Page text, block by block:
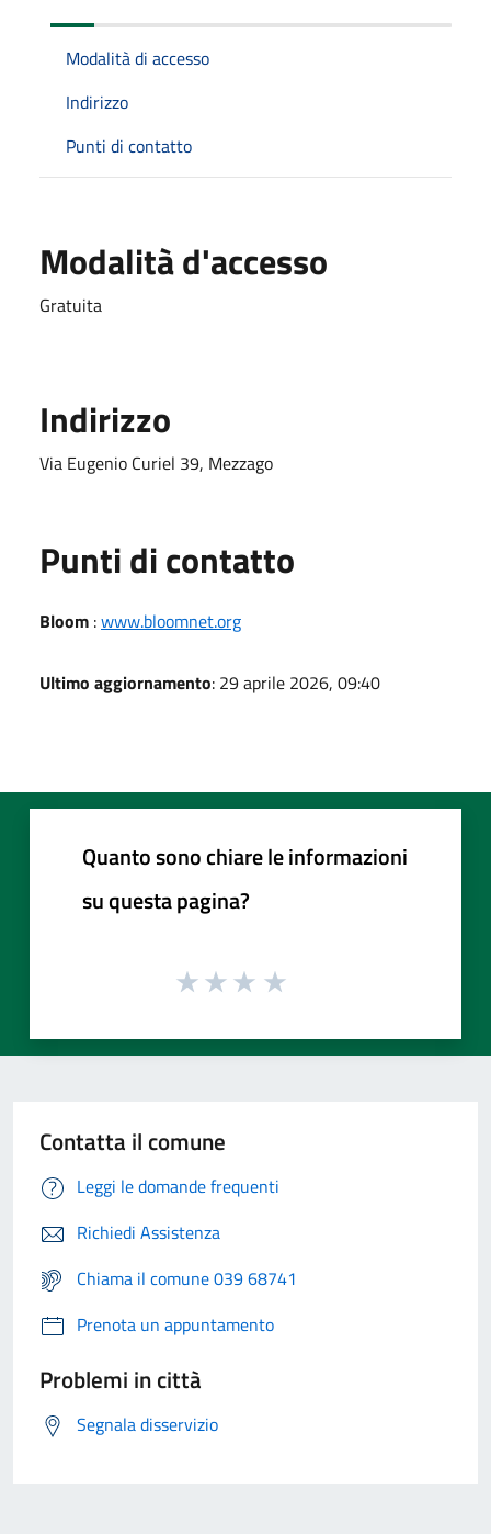
Modalità di accesso
Indirizzo
Punti di contatto
Modalità d'accesso
Gratuita
Indirizzo
Via Eugenio Curiel 39, Mezzago
Punti di contatto
Bloom :www.bloomnet.org
Ultimo aggiornamento: 29 aprile 2026, 09:40
Quanto sono chiare le informazioni
su questa pagina?
Contatta il comune
Leggi le domande frequenti
Richiedi Assistenza
Chiama il comune 039 68741
Prenota un appuntamento
Problemi in città
Segnala disservizio